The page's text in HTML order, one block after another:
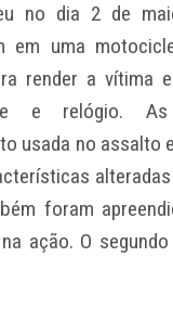
no dia 2 de
em uma
render a vítima
e relógio. As
usada no assalto
foram
ação. O